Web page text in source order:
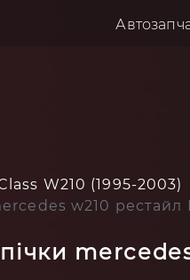
W210 (1995-2003)
w210